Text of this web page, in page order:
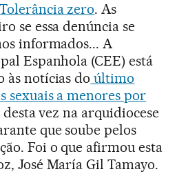
Tolerância zero. As
se essa denúncia se
informados... A
Espanhola (CEE) está
às notícias do último
sexuais a menores por
desta vez na arquidiocese
que soube pelos
Foi o que afirmou esta
José María Gil Tamayo.